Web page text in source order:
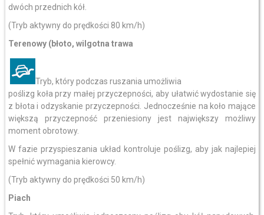
dwóch przednich kół.
(Tryb aktywny do prędkości 80 km/h)
Terenowy (błoto, wilgotna trawa
Tryb, który podczas ruszania umożliwia
poślizg koła przy małej przyczepności, aby ułatwić wydostanie się
z błota i odzyskanie przyczepności. Jednocześnie na koło mające
większą przyczepność przeniesiony jest największy możliwy
moment obrotowy.
W fazie przyspieszania układ kontroluje poślizg, aby jak najlepiej
spełnić wymagania kierowcy.
(Tryb aktywny do prędkości 50 km/h)
Piach